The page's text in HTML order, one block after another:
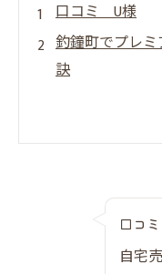
口コミ U様
釣鐘町でプレ
訣
釣鐘町エ
相場以上
口コ
自宅